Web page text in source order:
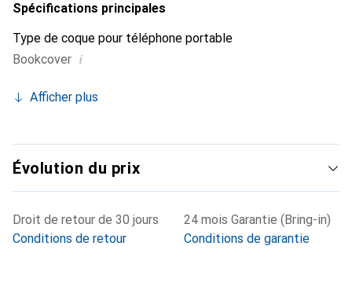
Spécifications principales
Type de coque pour téléphone portable
Bookcover i
Afficher plus
Évolution du prix
Droit de retour de 30 jours
Conditions de retour
24 mois Garantie (Bring-in)
Conditions de garantie